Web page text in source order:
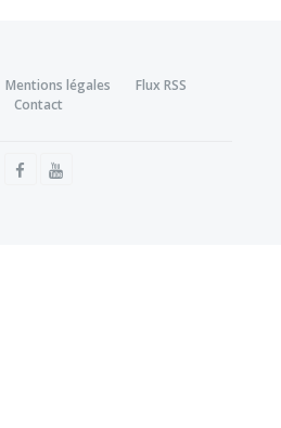
Mentions légales
Flux RSS
Contact